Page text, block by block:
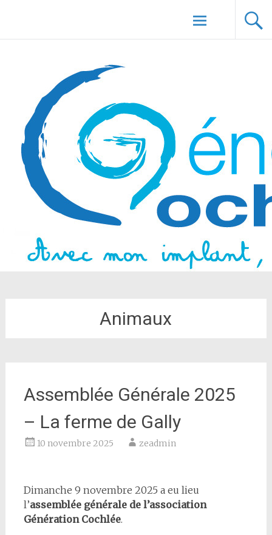
Aller au
contenu
principal
Animaux
Assemblée Générale 2025
– La ferme de Gally
10 novembre 2025 zeadmin
Dimanche 9 novembre 2025 a eu lieu
l’assemblée générale de l’association
Génération Cochlée.